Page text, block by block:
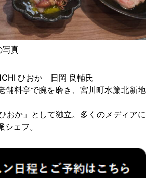
写真
ひおか 日岡 良輔氏
舗料亭で腕を磨き、宮川町水簾北新地
おか」として独立。多くのメディアに
ェフ。